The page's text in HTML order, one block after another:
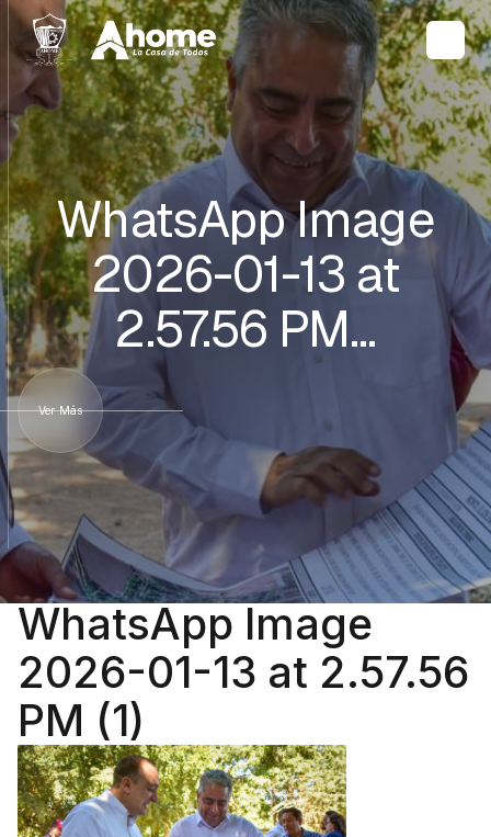
WhatsApp Image
2026-01-13 at
2.57.56 PM…
Ver Más
WhatsApp Image
2026-01-13 at 2.57.56
PM (1)